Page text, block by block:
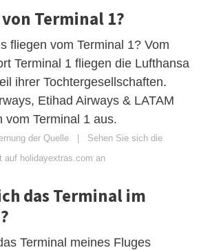
Terminal 1?
fliegen vom Terminal 1? Vom
Terminal 1 fliegen die Lufthansa
ihrer Tochtergesellschaften.
Etihad Airways & LATAM
vom Terminal 1 aus.
der Quelle | Sehen Sie sich die
auf holidayextras.com an
das Terminal im
Terminal meines Fluges